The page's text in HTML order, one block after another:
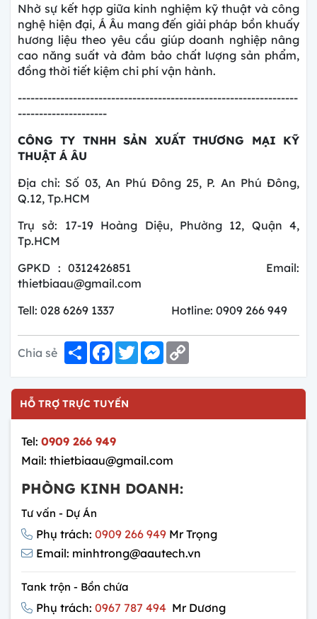
Nhờ sự kết hợp giữa kinh nghiệm kỹ thuật và công
nghệ hiện đại, Á Âu mang đến giải pháp bồn khuấy
hương liệu theo yêu cầu giúp doanh nghiệp nâng
cao năng suất và đảm bảo chất lượng sản phẩm,
đồng thời tiết kiệm chi phí vận hành.
------------------------------------------------------------------
---------------------
CÔNG TY TNHH SẢN XUẤT THƯƠNG MẠI KỸ
THUẬT Á ÂU
Địa chỉ: Số 03, An Phú Đông 25, P. An Phú Đông,
Q.12, Tp.HCM
Trụ sở: 17-19 Hoàng Diệu, Phường 12, Quận 4,
Tp.HCM
GPKD : 0312426851 Email:
thietbiaau@gmail.com
Tell: 028 6269 1337 Hotline: 0909 266 949
Chia sẻ ShareFacebook
TwitterMessenger
HỖ TRỢ TRỰC TUYẾN
Tel: 0909 266 949
Mail: thietbiaau@gmail.com
PHÒNG KINH DOANH:
Tư vấn - Dự Án
Phụ trách: 0909 266 949 Mr Trọng
Email: minhtrong@aautech.vn
Tank trộn - Bồn chứa
Phụ trách: 0967 787 494 Mr Dương